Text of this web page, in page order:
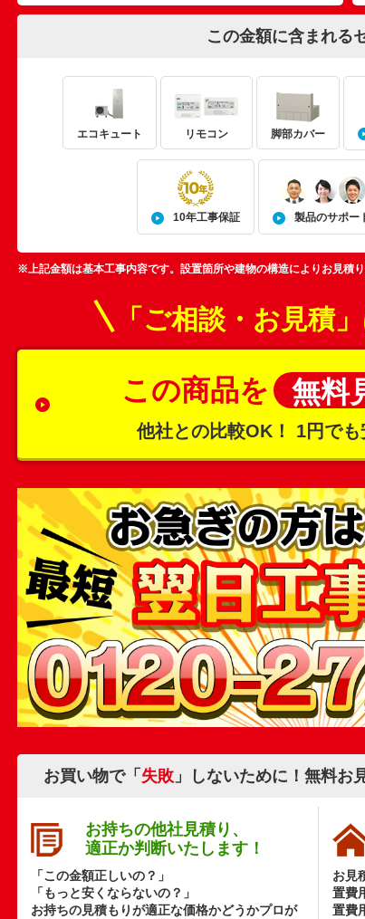
この金額に含まれる
エコキュート リモコン 脚部カバー
10年工事保証 製品のサポー
※上記金額は基本工事内容です。設置箇所や建物の構造によりお見積り
「ご相談・お見積
この商品を 無料
他社との比較OK！ 1円でも
お買い物で「 失敗 」しないために！無料お
お持ちの他社見積り、
適正か判断いたします！
「この金額正しいの？」
「もっと安くならないの？」
お持ちの見積もりが適正な価格かどうかプロが
お見
置費
置費